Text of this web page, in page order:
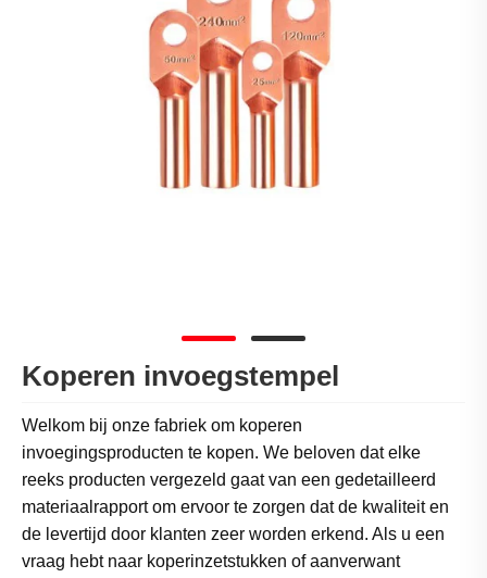
Koperen invoegstempel
Welkom bij onze fabriek om koperen
invoegingsproducten te kopen. We beloven dat elke
reeks producten vergezeld gaat van een gedetailleerd
materiaalrapport om ervoor te zorgen dat de kwaliteit en
de levertijd door klanten zeer worden erkend. Als u een
vraag hebt naar koperinzetstukken of aanverwant